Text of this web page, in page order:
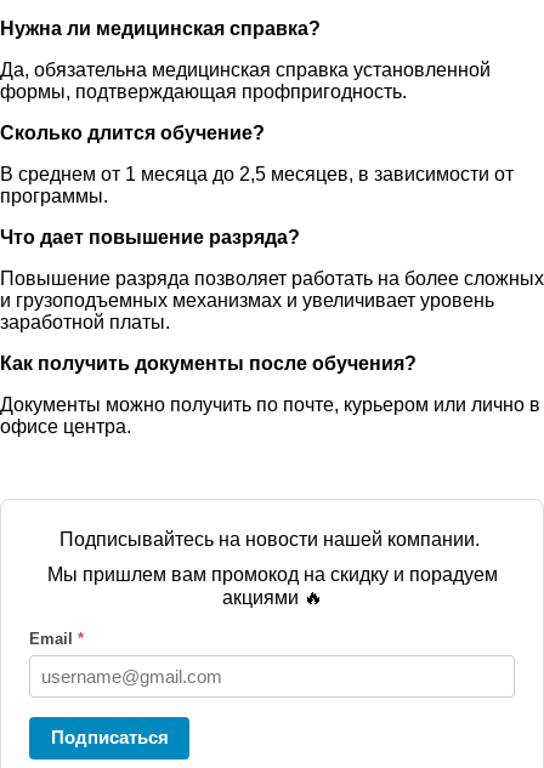
Нужна ли медицинская справка?
Да, обязательна медицинская справка установленной
формы, подтверждающая профпригодность.
Сколько длится обучение?
В среднем от 1 месяца до 2,5 месяцев, в зависимости от
программы.
Что дает повышение разряда?
Повышение разряда позволяет работать на более сложных
и грузоподъемных механизмах и увеличивает уровень
заработной платы.
Как получить документы после обучения?
Документы можно получить по почте, курьером или лично в
офисе центра.
Подписывайтесь на новости нашей компании.
Мы пришлем вам промокод на скидку и порадуем
акциями 🔥
Email *
Подписаться